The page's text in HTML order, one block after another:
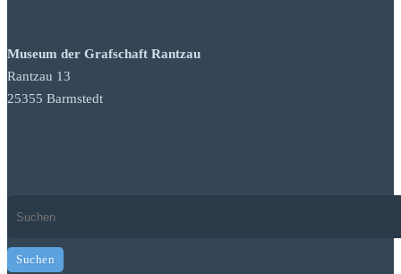
Museum der Grafschaft Rantzau
Rantzau 13
25355 Barmstedt